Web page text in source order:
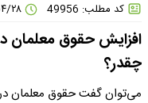
کد مطلب: 49956
چقدر؟